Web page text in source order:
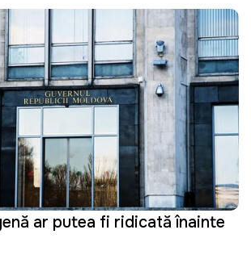
ar putea fi ridicată înainte